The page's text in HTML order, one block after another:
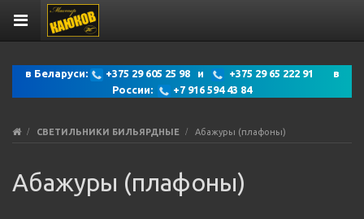
в Беларуси: +375 29 605 25 98 и
+375 29 65 222 91 в
России:
+7 916 594 43 84
СВЕТИЛЬНИКИ БИЛЬЯРДНЫЕ Абажуры (плафоны)
Абажуры (плафоны)